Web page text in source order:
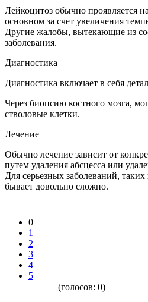
Лейкоцитоз обычно проявляется
основном за счет увеличения
Другие жалобы, вытекающие из
заболевания.
Диагностика
Диагностика включает в себя
Через биопсию костного мозга,
стволовые клетки.
Лечение
Обычно лечение зависит от
путем удаления абсцесса или
Для серьезных заболеваний,
бывает довольно сложно.
0
1
2
3
4
5
(голосов: 0)